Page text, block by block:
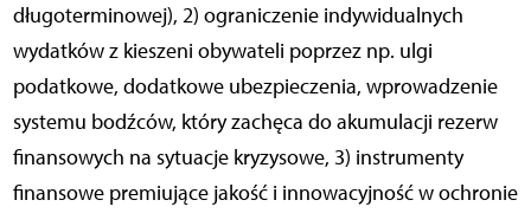
długoterminowej), 2) ograniczenie indywidualnych
wydatków z kieszeni obywateli poprzez np. ulgi
podatkowe, dodatkowe ubezpieczenia, wprowadzenie
systemu bodźców, który zachęca do akumulacji rezerw
finansowych na sytuacje kryzysowe, 3) instrumenty
finansowe premiujące jakość i innowacyjność w ochronie